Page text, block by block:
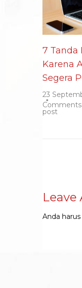
7 Tanda
Karena
Segera
23
post
Leave
Anda harus